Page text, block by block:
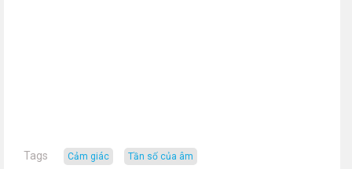
Tags cảm giác tần số của âm